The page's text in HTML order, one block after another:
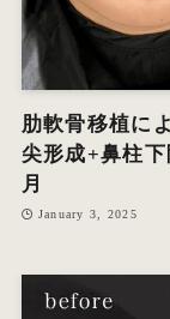
肋軟骨移植に
尖形成+鼻柱
月
January 3, 2025